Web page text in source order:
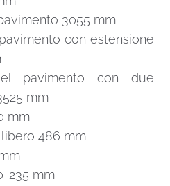
3055 mm
con estensione
pavimento con due
mm
mm
486 mm
235 mm